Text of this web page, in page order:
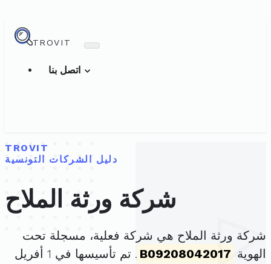
TROVIT
TROVIT
دليل الشركات التونسية
شركة ورثة الملاح
شركة ورثة الملاح هي شركة فعلية، مسجلة تحت
الهوية B09208042017
. تم تأسيسها في 1 أفريل